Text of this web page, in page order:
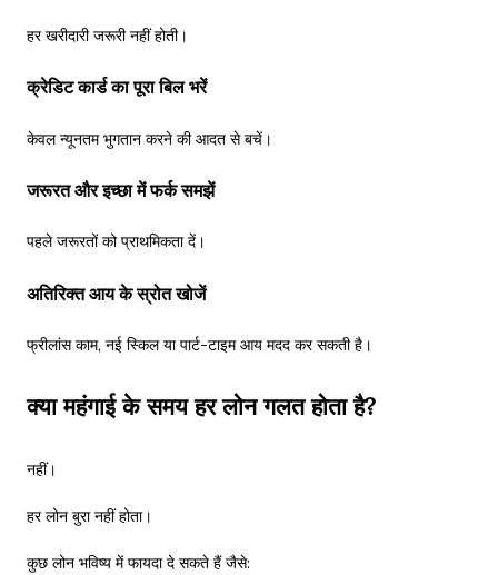
हर खरीदारी जरूरी नहीं होती।
क्रेडिट कार्ड का पूरा बिल भरें
केवल न्यूनतम भुगतान करने की आदत से बचें।
जरूरत और इच्छा में फर्क समझें
पहले जरूरतों को प्राथमिकता दें।
अतिरिक्त आय के स्रोत खोजें
फ्रीलांस काम, नई स्किल या पार्ट-टाइम आय मदद कर सकती है।
क्या महंगाई के समय हर लोन गलत होता है?
नहीं।
हर लोन बुरा नहीं होता।
कुछ लोन भविष्य में फायदा दे सकते हैं जैसे: